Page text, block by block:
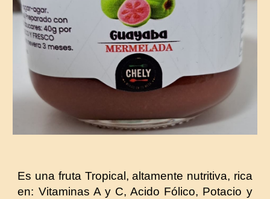
Es una fruta Tropical, altamente nutritiva, rica
en: Vitaminas A y C, Acido Fólico, Potacio y